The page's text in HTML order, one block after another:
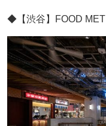
◆【渋谷】FOOD MET